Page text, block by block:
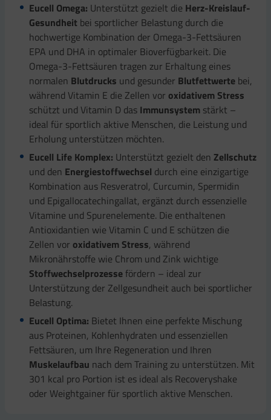
Eucell Omega: Unterstützt gezielt die Herz-Kreislauf-
Gesundheit bei sportlicher Belastung durch die
hochwertige Kombination der Omega-3-Fettsäuren
EPA und DHA in optimaler Bioverfügbarkeit. Die
Omega-3-Fettsäuren tragen zur Erhaltung eines
normalen Blutdrucks und gesunder Blutfettwerte bei,
während Vitamin E die Zellen vor oxidativem Stress
schützt und Vitamin D das Immunsystem stärkt –
ideal für sportlich aktive Menschen, die Leistung und
Erholung unterstützen möchten.
Eucell Life Komplex: Unterstützt gezielt den Zellschutz
und den Energiestoffwechsel durch eine einzigartige
Kombination aus Resveratrol, Curcumin, Spermidin
und Epigallocatechingallat, ergänzt durch essenzielle
Vitamine und Spurenelemente. Die enthaltenen
Antioxidantien wie Vitamin C und E schützen die
Zellen vor oxidativem Stress, während
Mikronährstoffe wie Chrom und Zink wichtige
Stoffwechselprozessefördern – ideal zur
Unterstützung der Zellgesundheit auch bei sportlicher
Belastung.
Eucell Optima: Bietet Ihnen eine perfekte Mischung
aus Proteinen, Kohlenhydraten und essenziellen
Fettsäuren, um Ihre Regeneration und Ihren
Muskelaufbau nach dem Training zu unterstützen. Mit
301 kcal pro Portion ist es ideal als Recoveryshake
oder Weightgainer für sportlich aktive Menschen.